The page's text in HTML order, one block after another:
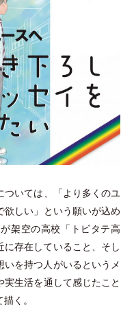
いては、 「 より多くのユ
欲しい 」
という願いが込め
架空の高校 「 トビタテ高
存在していること、そし
を持つ人がいるというメ
生活を通して感じたこと
く。